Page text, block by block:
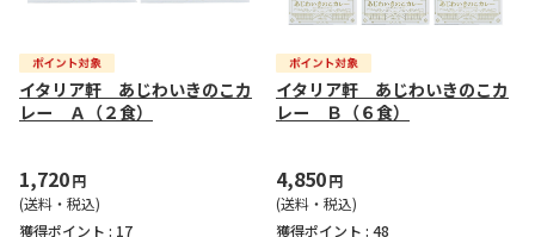
イタリア軒 あじわいきのこカ
レー Ａ（２食）
1,720円
(送料・税込)
獲得ポイント : 17
イタリア軒 あじわいきのこカ
レー Ｂ（６食）
4,850円
(送料・税込)
獲得ポイント : 48